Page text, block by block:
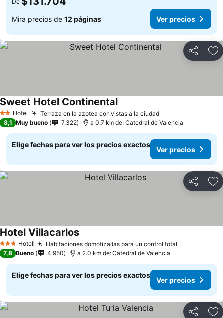
De
Mira precios de 12 páginas Ver precios
Compartir
2 Estrellas
Hotel Terraza en la azotea con vistas a la ciudad
Sweet Hotel Continental
8,1 Muy bueno 7.322 a 0.7 km de: Catedral de Valencia
Elige fechas para ver los precios exactos
Ver precios
Compartir
3 Estrellas
Hotel Habitaciones domotizadas para un control total
Hotel Villacarlos
7,8 Bueno 4.950 a 2.0 km de: Catedral de Valencia
Elige fechas para ver los precios exactos
Ver precios
Compartir